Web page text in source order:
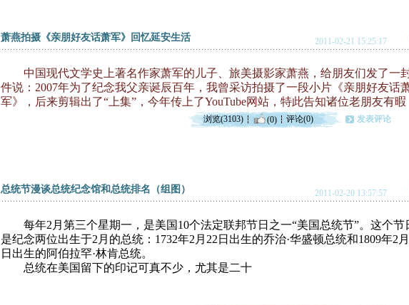
萧燕拍摄《亲朋好友话萧军》回忆延安生活 2011-02-21 15:25:17
中国现代文学史上著名作家萧军的儿子、旅美摄影家萧燕，给朋友们发了一
件说：2007年为了纪念我父亲诞辰百年，我曾采访拍摄了一段小片《亲朋好友话
军》，后来剪辑出了“上集”，今年传上了YouTube网站，特此告知诸位老朋友有暇
浏览(3103) (0) 评论(0) 发表评论
总统节漫谈总统纪念馆和总统排名（组图） 2011-02-20 13:57:57
每年2月第三个星期一，是美国10个法定联邦节日之一“美国总统节”。这个节
是纪念两位出生于2月的总统：1732年2月22日出生的乔治·华盛顿总统和1809年2
日出生的阿伯拉罕·林肯总统。
总统在美国留下的印记可真不少，尤其是二十